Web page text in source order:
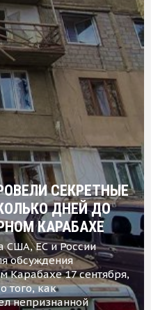
СЕКРЕТНЫЕ
ДНЕЙ ДО
КАРАБАХЕ
США, ЕС и России
обсуждения
Карабахе 17 сентября,
того, как
непризнанной